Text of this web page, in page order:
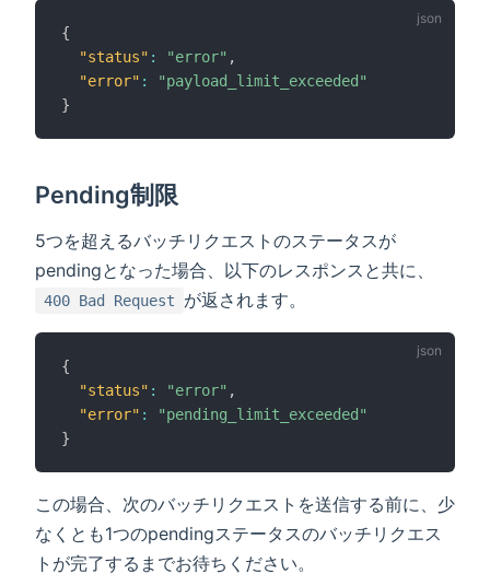
{
"status" : "error" ,
"error" :
"payload_limit_exceeded"
}
Pending制限
5つを超えるバッチリクエストのステータスが
pendingとなった場合、以下のレスポンスと共に、
400 Bad Request が返されます。
{
"status" : "error" ,
"error" :
"pending_limit_exceeded"
}
この場合、次のバッチリクエストを送信する前に、少
なくとも1つのpendingステータスのバッチリクエス
トが完了するまでお待ちください。